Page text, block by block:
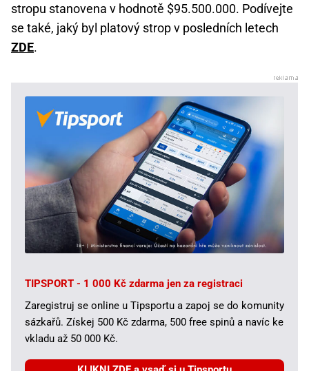
stropu stanovena v hodnotě $95.500.000. Podívejte
se také, jaký byl platový strop v posledních letech
ZDE.
TIPSPORT - 1 000 Kč zdarma jen za registraci
Zaregistruj se online u Tipsportu a zapoj se do komunity
sázkařů. Získej 500 Kč zdarma, 500 free spinů a navíc ke
vkladu až 50 000 Kč.